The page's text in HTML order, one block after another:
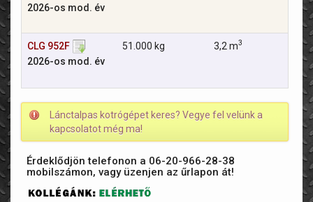
2026-os mod. év
CLG 952F
2026-os mod. év
51.000 kg 3,2 m3
Lánctalpas kotrógépet keres? Vegye fel velünk a
kapcsolatot még ma!
Érdeklődjön telefonon a 06-20-966-28-38
mobilszámon, vagy üzenjen az űrlapon át!